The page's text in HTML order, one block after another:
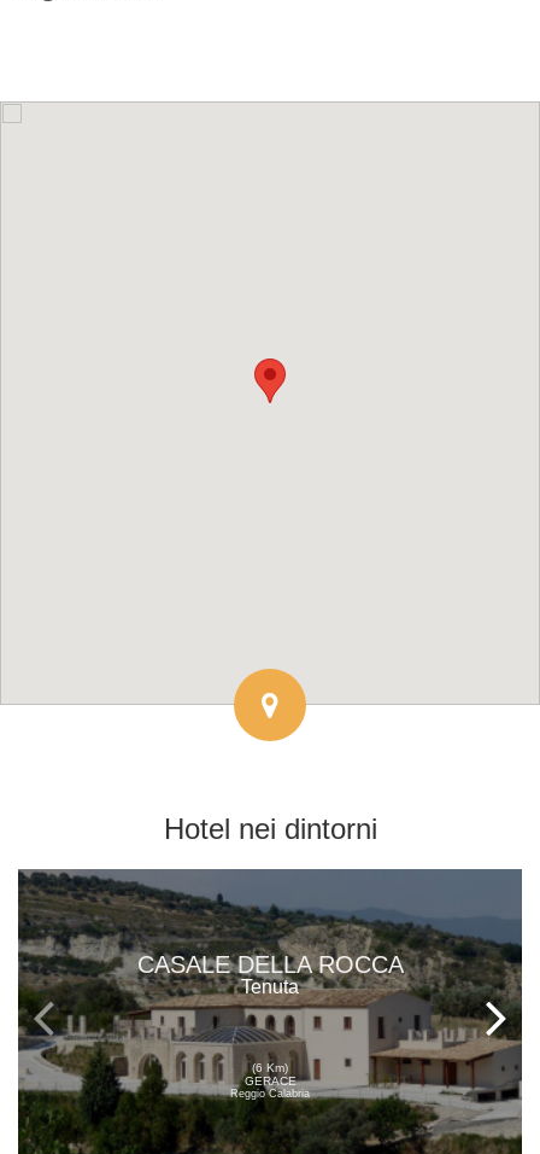
Hotel nei dintorni
CASALE DELLA ROCCA
Tenuta
(6 Km)
GERACE
Reggio Calabria